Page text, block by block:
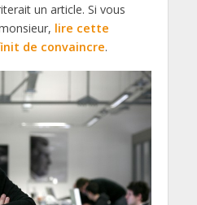
un article. Si vous
lire cette
de convaincre.